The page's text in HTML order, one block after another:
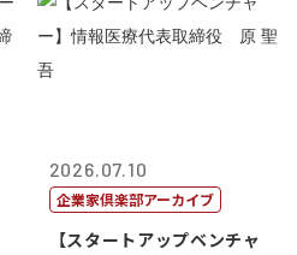
2026.07.10
企業家倶楽部アーカイブ
【スタートアップベンチャ